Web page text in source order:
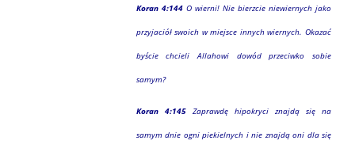
Koran 4:144O wierni! Nie bierzcie niewiernych jako
przyjaciół swoich w miejsce innych wiernych. Okazać
byście chcieli Allahowi dowód przeciwko sobie
samym?
Koran 4:145Zaprawdę hipokryci znajdą się na
samym dnie ogni piekielnych i nie znajdą oni dla się